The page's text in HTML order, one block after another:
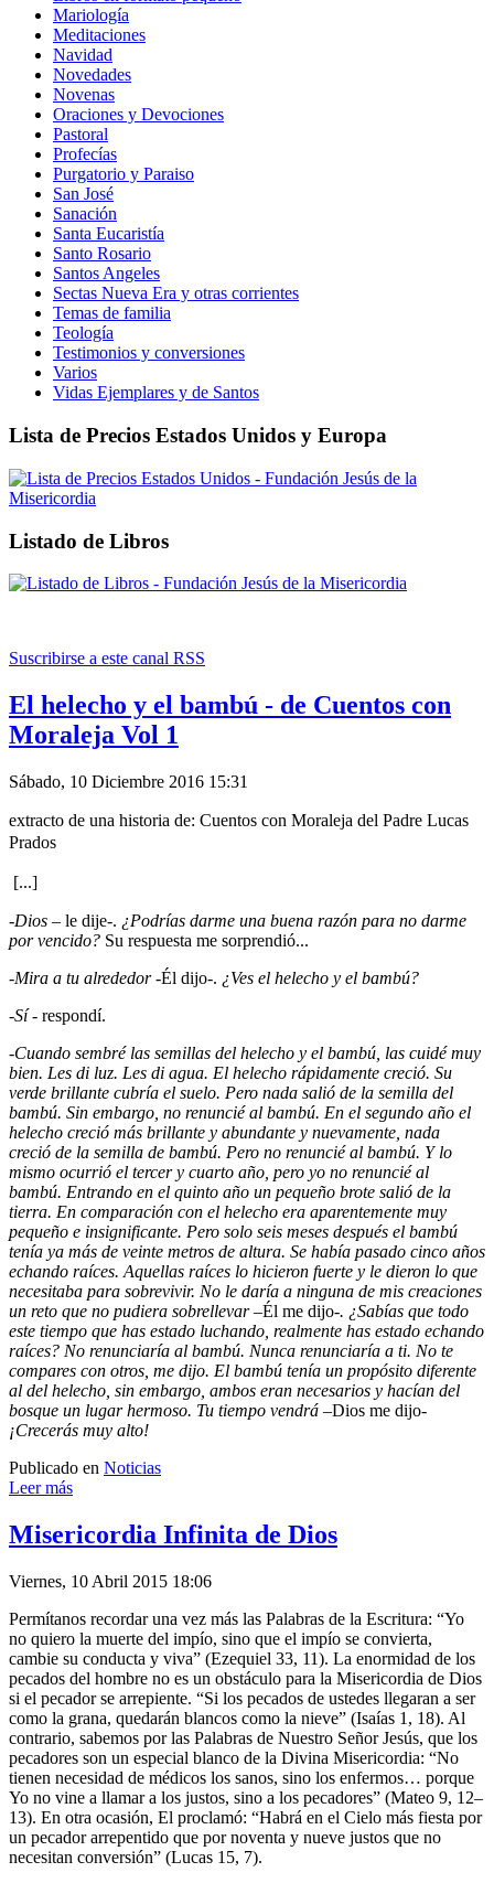
Mariología
Meditaciones
Navidad
Novedades
Novenas
Oraciones y Devociones
Pastoral
Profecías
Purgatorio y Paraiso
San José
Sanación
Santa Eucaristía
Santo Rosario
Santos Angeles
Sectas Nueva Era y otras corrientes
Temas de familia
Teología
Testimonios y conversiones
Varios
Vidas Ejemplares y de Santos
Lista de Precios Estados Unidos y Europa
Listado de Libros
Suscribirse a este canal RSS
El helecho y el bambú - de Cuentos con
Moraleja Vol 1
Sábado, 10 Diciembre 2016 15:31
extracto de una historia de: Cuentos con Moraleja del Padre Lucas
Prados
[...]
-Dios – le dije-. ¿Podrías darme una buena razón para no darme
por vencido? Su respuesta me sorprendió...
-Mira a tu alrededor-Él dijo-. ¿Ves el helecho y el bambú?
-Sí- respondí.
-Cuando sembré las semillas del helecho y el bambú, las cuidé muy
bien. Les di luz. Les di agua. El helecho rápidamente creció. Su
verde brillante cubría el suelo. Pero nada salió de la semilla del
bambú. Sin embargo, no renuncié al bambú. En el segundo año el
helecho creció más brillante y abundante y nuevamente, nada
creció de la semilla de bambú. Pero no renuncié al bambú. Y lo
mismo ocurrió el tercer y cuarto año, pero yo no renuncié al
bambú. Entrando en el quinto año un pequeño brote salió de la
tierra. En comparación con el helecho era aparentemente muy
pequeño e insignificante. Pero solo seis meses después el bambú
tenía ya más de veinte metros de altura. Se había pasado cinco años
echando raíces. Aquellas raíces lo hicieron fuerte y le dieron lo que
necesitaba para sobrevivir. No le daría a ninguna de mis creaciones
un reto que no pudiera sobrellevar –Él me dijo-. ¿Sabías que todo
este tiempo que has estado luchando, realmente has estado echando
raíces? No renunciaría al bambú. Nunca renunciaría a ti. No te
compares con otros, me dijo. El bambú tenía un propósito diferente
al del helecho, sin embargo, ambos eran necesarios y hacían del
bosque un lugar hermoso. Tu tiempo vendrá –Dios me dijo-
¡Crecerás muy alto!
Publicado en Noticias
Leer más
Misericordia Infinita de Dios
Viernes, 10 Abril 2015 18:06
Permítanos recordar una vez más las Palabras de la Escritura: “Yo
no quiero la muerte del impío, sino que el impío se convierta,
cambie su conducta y viva” (Ezequiel 33, 11). La enormidad de los
pecados del hombre no es un obstáculo para la Misericordia de Dios
si el pecador se arrepiente. “Si los pecados de ustedes llegaran a ser
como la grana, quedarán blancos como la nieve” (Isaías 1, 18). Al
contrario, sabemos por las Palabras de Nuestro Señor Jesús, que los
pecadores son un especial blanco de la Divina Misericordia: “No
tienen necesidad de médicos los sanos, sino los enfermos… porque
Yo no vine a llamar a los justos, sino a los pecadores” (Mateo 9, 12–
13). En otra ocasión, El proclamó: “Habrá en el Cielo más fiesta por
un pecador arrepentido que por noventa y nueve justos que no
necesitan conversión” (Lucas 15, 7).